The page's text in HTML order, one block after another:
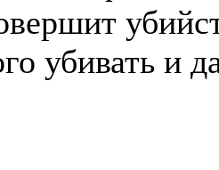
убивать и